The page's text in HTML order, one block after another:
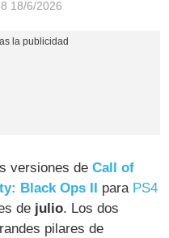
18/6/2026
versiones deCall of
Black Ops II para PS4
de julio. Los dos
pilares de